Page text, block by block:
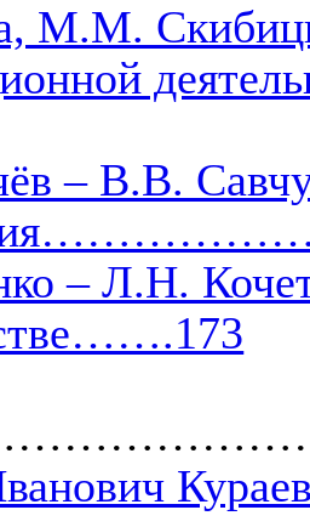
М.М.
– В.В.
– Л.Н.